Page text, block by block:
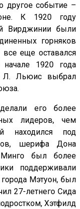
другое событие –
К 1920 году
Вирджинии были
горняков
еще оставался
1920 года
Л. Льюис выбрал
его более
лидеров, чем
находился под
шерифа Дона
Минго был более
поддерживали
Мэтуон, был
27-летнего Сида
Хэтфилд